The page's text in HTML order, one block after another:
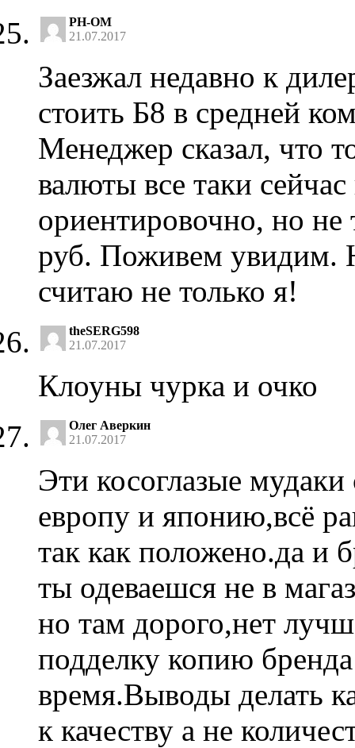
PH-OM
21.07.2017
Заезжал недавно к
стоить Б8 в средней
Менеджер сказал, что
валюты все таки
ориентировочно, но не
руб. Поживем увидим.
считаю не только я!
theSERG598
21.07.2017
Клоуны чурка и очко
Олег Аверкин
21.07.2017
Эти косоглазые
европу и японию,всё
так как положено.да и
ты одеваешся не в
но там дорого,нет
подделку копию
время.Выводы делать
к качеству а не